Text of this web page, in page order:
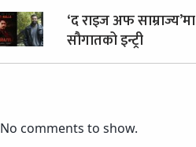
‘द राइज अफ साम्राज्य’मा
सौगातको इन्ट्री
No comments to show.